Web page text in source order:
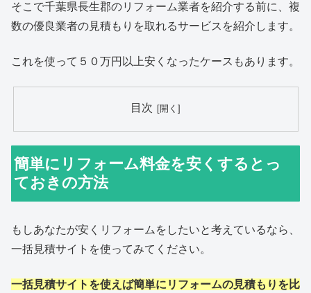
そこで千葉県長生郡のリフォーム業者を紹介する前に、複
数の優良業者の見積もりを取れるサービスを紹介します。
これを使って５０万円以上安くなったケースもあります。
目次
簡単にリフォーム料金を安くするとっ
ておきの方法
もしあなたが安くリフォームをしたいと考えているなら、
一括見積サイトを使ってみてください。
一括見積サイトを使えば簡単にリフォームの見積もりを比